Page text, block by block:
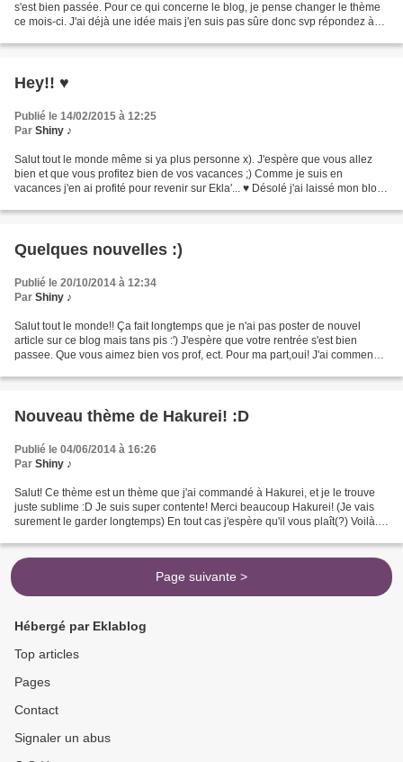
s'est bien passée. Pour ce qui concerne le blog, je pense changer le thème
ce mois-ci. J'ai déjà une idée mais j'en suis pas sûre donc svp répondez à
Hey!! ♥
Publié le 14/02/2015 à 12:25
Par Shiny ♪
Salut tout le monde même si ya plus personne x). J'espère que vous allez
bien et que vous profitez bien de vos vacances ;) Comme je suis en
vacances j'en ai profité pour revenir sur Ekla'... ♥ Désolé j'ai laissé mon blog
Quelques nouvelles :)
Publié le 20/10/2014 à 12:34
Par Shiny ♪
Salut tout le monde!! Ça fait longtemps que je n'ai pas poster de nouvel
article sur ce blog mais tans pis :') J'espère que votre rentrée s'est bien
passee. Que vous aimez bien vos prof, ect. Pour ma part,oui! J'ai commencer
Nouveau thème de Hakurei! :D
Publié le 04/06/2014 à 16:26
Par Shiny ♪
Salut! Ce thème est un thème que j'ai commandé à Hakurei, et je le trouve
juste sublime :D Je suis super contente! Merci beaucoup Hakurei! (Je vais
surement le garder longtemps) En tout cas j'espère qu'il vous plaît(?) Voilà...
Page suivante >
Hébergé par Eklablog
Top articles
Pages
Contact
Signaler un abus